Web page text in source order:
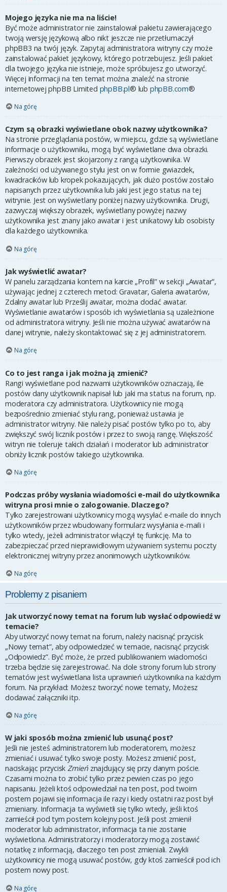
Mojego języka nie ma na liście!
Być może administrator nie zainstalował pakietu zawierającego
twoją wersję językową albo nikt jeszcze nie przetłumaczył
phpBB3 na twój język. Zapytaj administratora witryny czy może
zainstalować pakiet językowy, którego potrzebujesz. Jeśli pakiet
dla twojego języka nie istnieje, może spróbujesz go utworzyć.
Więcej informacji na ten temat można znaleźć na stronie
internetowej phpBB Limited phpBB.pl® lub phpBB.com®
Na górę
Czym są obrazki wyświetlane obok nazwy użytkownika?
Na stronie przeglądania postów, w miejscu, gdzie są wyświetlane
informacje o użytkowniku, mogą być wyświetlane dwa obrazki.
Pierwszy obrazek jest skojarzony z rangą użytkownika. W
zależności od używanego stylu jest on w formie gwiazdek,
kwadracików lub kropek pokazujących, jak dużo postów zostało
napisanych przez użytkownika lub jaki jest jego status na tej
witrynie. Jest on wyświetlany poniżej nazwy użytkownika. Drugi,
zazwyczaj większy obrazek, wyświetlany powyżej nazwy
użytkownika jest znany jako awatar i jest unikatowy lub osobisty
dla każdego użytkownika.
Na górę
Jak wyświetlić awatar?
W panelu zarządzania kontem na karcie „Profil” w sekcji „Awatar”,
używając jednej z czterech metod: Gravatar, Galeria awatarów,
Zdalny awatar lub Prześlij awatar, można dodać awatar.
Wyświetlanie awatarów i sposób ich wyświetlania są uzależnione
od administratora witryny. Jeśli nie można używać awatarów na
danej witrynie, należy skontaktować się z jej administratorem.
Na górę
Co to jest ranga i jak można ją zmienić?
Rangi wyświetlane pod nazwami użytkowników oznaczają, ile
postów dany użytkownik napisał lub jaki ma status na forum, np.
moderatora czy administratora. Użytkownicy nie mogą
bezpośrednio zmieniać stylu rang, ponieważ ustawia je
administrator witryny. Nie należy pisać postów tylko po to, aby
zwiększyć swój licznik postów i przez to swoją rangę. Większość
witryn nie toleruje takich działań i moderator lub administrator
obniży licznik postów takiego użytkownika.
Na górę
Podczas próby wysłania wiadomości e-mail do użytkownika
witryna prosi mnie o zalogowanie. Dlaczego?
Tylko zarejestrowani użytkownicy mogą wysyłać e-maile do innych
użytkowników przez wbudowany formularz wysyłania e-maili i
tylko wtedy, jeżeli administrator włączył tę funkcję. Ma to
zabezpieczać przed nieprawidłowym używaniem systemu poczty
elektronicznej witryny przez anonimowych użytkowników.
Na górę
Problemy z pisaniem
Jak utworzyć nowy temat na forum lub wysłać odpowiedź w
temacie?
Aby utworzyć nowy temat na forum, należy nacisnąć przycisk
„Nowy temat”, aby odpowiedzieć w temacie, nacisnąć przycisk
„Odpowiedz”. Być może, że przed publikowaniem wiadomości
trzeba będzie się zarejestrować. Na dole strony forum lub strony
tematów jest wyświetlana lista uprawnień użytkownika na każdym
forum. Na przykład: Możesz tworzyć nowe tematy, Możesz
dodawać załączniki itp.
Na górę
W jaki sposób można zmienić lub usunąć post?
Jeśli nie jesteś administratorem lub moderatorem, możesz
zmieniać i usuwać tylko swoje posty. Możesz zmienić post,
naciskając przycisk Zmień znajdujący się przy danym poście.
Czasami można to zrobić tylko przez pewien czas po jego
napisaniu. Jeżeli ktoś odpowiedział na ten post, pod twoim
postem pojawi się informacja ile razy i kiedy ostatni raz post był
zmieniany. Informacja ta wyświetli się tylko wtedy, jeśli ktoś
zamieścił pod tym postem kolejny post. Jeśli post zmienił
moderator lub administrator, informacja ta nie zostanie
wyświetlona. Administratorzy i moderatorzy mogą zostawić
notatkę z informacją, dlaczego ten post zmieniali. Zwykli
użytkownicy nie mogą usuwać postów, gdy ktoś zamieścił pod ich
postem nowy post.
Na górę